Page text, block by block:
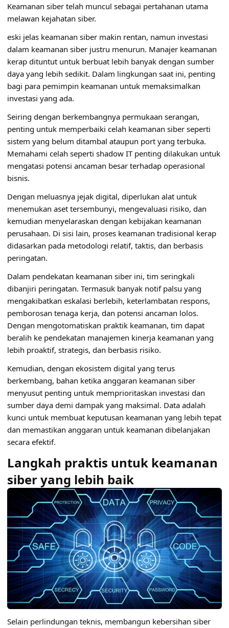
Keamanan siber telah muncul sebagai pertahanan utama
melawan kejahatan siber.
eski jelas keamanan siber makin rentan, namun investasi
dalam keamanan siber justru menurun. Manajer keamanan
kerap dituntut untuk berbuat lebih banyak dengan sumber
daya yang lebih sedikit. Dalam lingkungan saat ini, penting
bagi para pemimpin keamanan untuk memaksimalkan
investasi yang ada.
Seiring dengan berkembangnya permukaan serangan,
penting untuk memperbaiki celah keamanan siber seperti
sistem yang belum ditambal ataupun port yang terbuka.
Memahami celah seperti shadow IT penting dilakukan untuk
mengatasi potensi ancaman besar terhadap operasional
bisnis.
Dengan meluasnya jejak digital, diperlukan alat untuk
menemukan aset tersembunyi, mengevaluasi risiko, dan
kemudian menyelaraskan dengan kebijakan keamanan
perusahaan. Di sisi lain, proses keamanan tradisional kerap
didasarkan pada metodologi relatif, taktis, dan berbasis
peringatan.
Dalam pendekatan keamanan siber ini, tim seringkali
dibanjiri peringatan. Termasuk banyak notif palsu yang
mengakibatkan eskalasi berlebih, keterlambatan respons,
pemborosan tenaga kerja, dan potensi ancaman lolos.
Dengan mengotomatiskan praktik keamanan, tim dapat
beralih ke pendekatan manajemen kinerja keamanan yang
lebih proaktif, strategis, dan berbasis risiko.
Kemudian, dengan ekosistem digital yang terus
berkembang, bahan ketika anggaran keamanan siber
menyusut penting untuk memprioritaskan investasi dan
sumber daya demi dampak yang maksimal. Data adalah
kunci untuk membuat keputusan keamanan yang lebih tepat
dan memastikan anggaran untuk keamanan dibelanjakan
secara efektif.
Langkah praktis untuk keamanan
siber yang lebih baik
Selain perlindungan teknis, membangun kebersihan siber